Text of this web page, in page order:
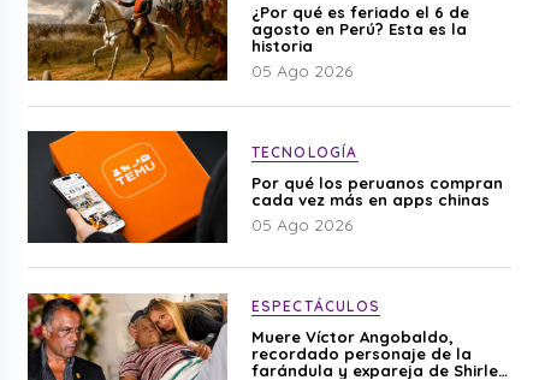
¿Por qué es feriado el 6 de
agosto en Perú? Esta es la
historia
05 Ago 2026
TECNOLOGÍA
Por qué los peruanos compran
cada vez más en apps chinas
05 Ago 2026
ESPECTÁCULOS
Muere Víctor Angobaldo,
recordado personaje de la
farándula y expareja de Shirley